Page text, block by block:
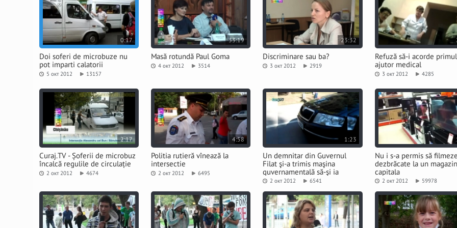
n
0:17
Doi soferi de microbuze nu
pot imparti calatorii
5 окт 2012 13157
33:19
Masă rotundă Paul Goma
4 окт 2012 3514
23:32
Discriminare sau ba?
3 окт 2012 2919
Refuză să-i acorde primul
ajutor medical
3 окт 2012 4285
2:17
Curaj.TV - Șoferii de microbuz
încalcă regulile de circulație
2 окт 2012 4674
4:58
Politia rutieră vînează la
intersectie
2 окт 2012 6495
1:23
Un demnitar din Guvernul
Filat şi-a trimis maşina
guvernamentală să-şi ia
odrasla de la facultate
2 окт 2012 6541
Nu i s-a permis să
dezbrăcate la un
capitala
2 окт 2012 59978